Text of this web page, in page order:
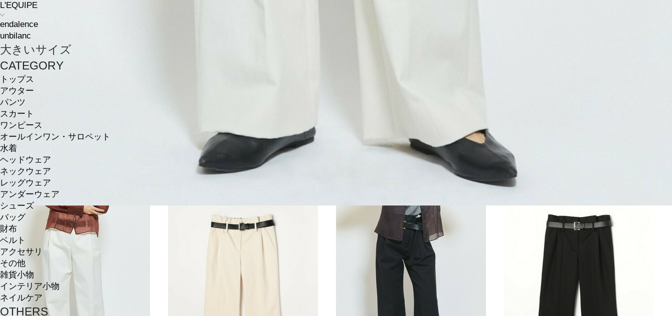
L'EQUIPE
endalence
unbilanc
大きいサイズ
CATEGORY
トップス
アウター
パンツ
スカート
ワンピース
オールインワン・サロペット
水着
ヘッドウェア
ネックウェア
レッグウェア
アンダーウェア
シューズ
バッグ
財布
ベルト
アクセサリ
その他
雑貨小物
インテリア小物
ネイルケア
OTHERS